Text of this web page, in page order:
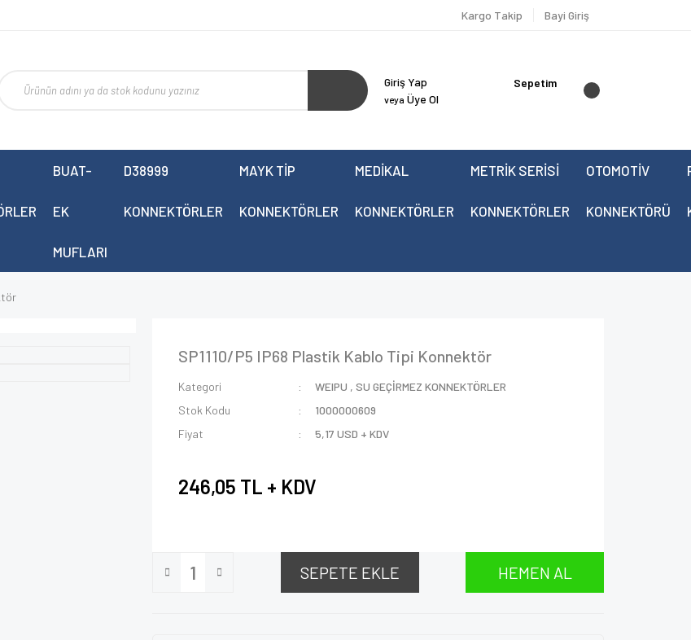
Kargo Takip Bayi Giriş
Giriş Yap
veya Üye Ol
Sepetim
BUAT-
EK
MUFLARI
D38999
KONNEKTÖRLER
MAYK TİP
KONNEKTÖRLER
MEDİKAL
KONNEKTÖRLER
METRİK SERİSİ
KONNEKTÖRLER
OTOMOTİV
KONNEKTÖRÜ
SP1110/P5 IP68 Plastik Kablo Tipi Konnektör
Kategori WEIPU ,SU GEÇİRMEZ KONNEKTÖRLER
Stok Kodu
1000000609
Fiyat
5,17 USD + KDV
246,05 TL + KDV
SEPETE EKLE HEMEN AL